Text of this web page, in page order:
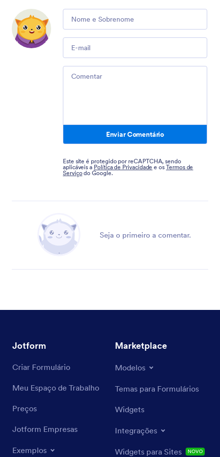
Comment
Email
Comment
Enviar Comentário
Este site é protegido por reCAPTCHA, sendo
aplicáveis a Política de Privacidade e osTermos de
Serviçodo Google.
Seja o primeiro a comentar.
Jotform
Criar Formulário
Meu Espaço de Trabalho
Preços
Jotform Empresas
Exemplos
Marketplace
Modelos
Temas para Formulários
Widgets
Integrações
Widgets para Sites NOVO